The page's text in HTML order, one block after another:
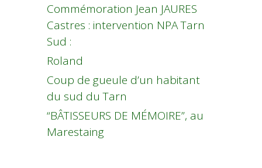
Commémoration Jean JAURES
Castres : intervention NPA Tarn
Sud :
Roland
Coup de gueule d’un habitant
du sud du Tarn
“BÂTISSEURS DE MÉMOIRE”, au
Marestaing